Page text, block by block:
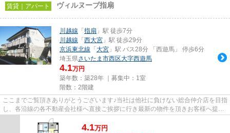
賃貸｜アパート ヴィルヌーブ指扇
川越線 「 指扇 」駅 徒歩7分
川越線 「 西大宮 」駅 徒歩29分
京浜東北線 「 大宮 」駅 バス28分 「西遊馬」 停歩6分
埼玉県さいたま市西区大字西遊馬
4.1万円
築年数：築28年 ｜募集中： 1室
階数：2階建
ここまでご覧頂きありがとうございます♪当社は他社に負けない総合仲介店を目指
し、各沿線の各不動産会社様へ直接ご挨拶に行き最新の物件を頂きお客様へ提供
しております！最新の情報は...
4.1万円